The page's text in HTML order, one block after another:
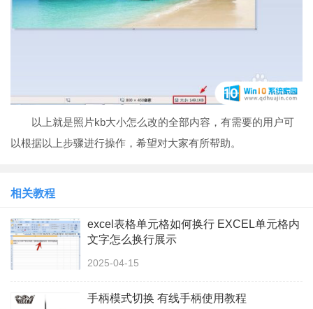
以上就是照片kb大小怎么改的全部内容，有需要的用户可
以根据以上步骤进行操作，希望对大家有所帮助。
相关教程
excel表格单元格如何换行 EXCEL单元格内
文字怎么换行展示
2025-04-15
手柄模式切换 有线手柄使用教程